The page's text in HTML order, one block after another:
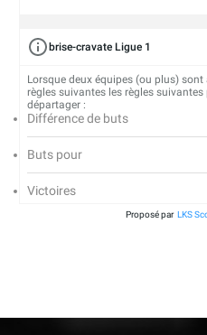
son calendrier
23/07/2026
brise-cravate Ligue 1
Lorsque deux équipes (ou plus)
règles suivantes les règles
départager :
Différence de buts
Buts pour
Victoires
Proposé par LKS